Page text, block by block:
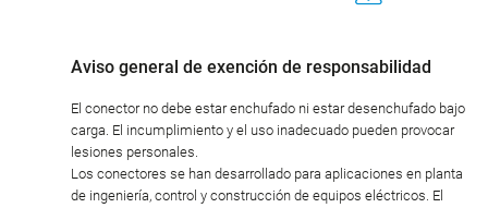
Aviso general de exención de responsabilidad
El conector no debe estar enchufado ni estar desenchufado bajo
carga. El incumplimiento y el uso inadecuado pueden provocar
lesiones personales.
Los conectores se han desarrollado para aplicaciones en planta
de ingeniería, control y construcción de equipos eléctricos. El